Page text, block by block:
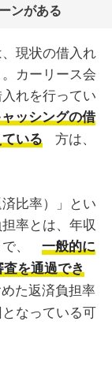
ンがある
現状の借入れ
カーリース会
れを行ってい
ッシングの借
いる
方は、
比率）」とい
率とは、年収
、
一般的に
を通過でき
た返済負担率
なっている可